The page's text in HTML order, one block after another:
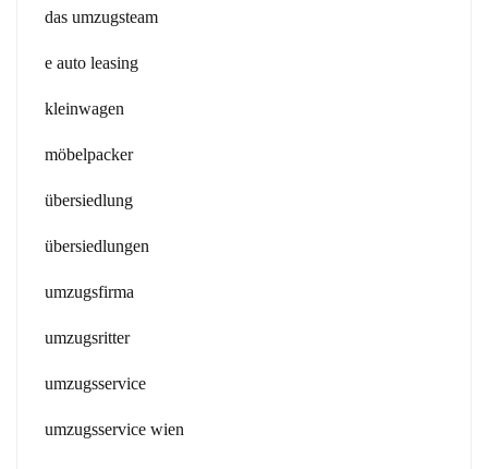
das umzugsteam
e auto leasing
kleinwagen
möbelpacker
übersiedlung
übersiedlungen
umzugsfirma
umzugsritter
umzugsservice
umzugsservice wien